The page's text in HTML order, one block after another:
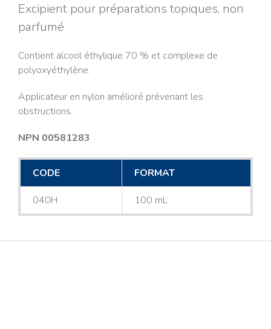
Excipient pour préparations topiques, non
parfumé
Contient alcool éthylique 70 % et complexe de
polyoxyéthylène.
Applicateur en nylon amélioré prévenant les
obstructions.
NPN 00581283
CODE FORMAT
040H 100 mL